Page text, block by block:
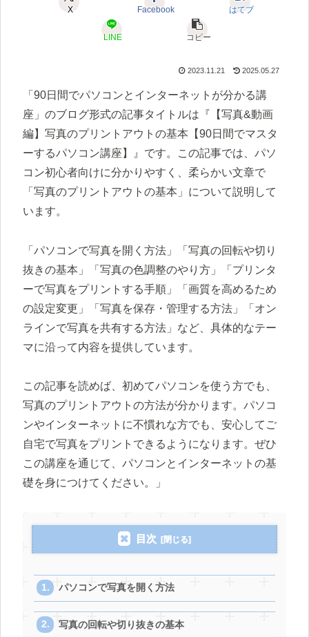
X Facebook はてブ
LINE コピー
2023.11.21 2025.05.27
「90日間でパソコンとインターネットが分かる講
座」のブログ形式の記事タイトルは『【写真&動画
編】写真のプリントアウトの基本【90日間でマスタ
ーするパソコン講座】』です。この記事では、パソ
コン初心者向けに分かりやすく、柔らかい文章で
「写真のプリントアウトの基本」について説明して
います。
「パソコンで写真を開く方法」「写真の回転や切り
抜きの基本」「写真の色調整のやり方」「プリンタ
ーで写真をプリントする手順」「画質を高めるため
の設定変更」「写真を保存・管理する方法」「オン
ラインで写真を共有する方法」など、具体的なテー
マに沿って内容を提供しています。
この記事を読めば、初めてパソコンを使う方でも、
写真のプリントアウトの方法が分かります。パソコ
ンやインターネットに不慣れな方でも、安心してご
自宅で写真をプリントできるようになります。ぜひ
この講座を通じて、パソコンとインターネットの基
礎を身につけてください。」
目次
パソコンで写真を開く方法
写真の回転や切り抜きの基本